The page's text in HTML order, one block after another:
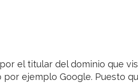
el titular del dominio que
ejemplo Google. Puesto